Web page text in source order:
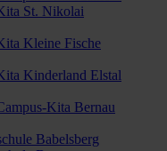
St. Nikolai
Kleine Fische
Kinderland Elstal
Kita Bernau
Babelsberg